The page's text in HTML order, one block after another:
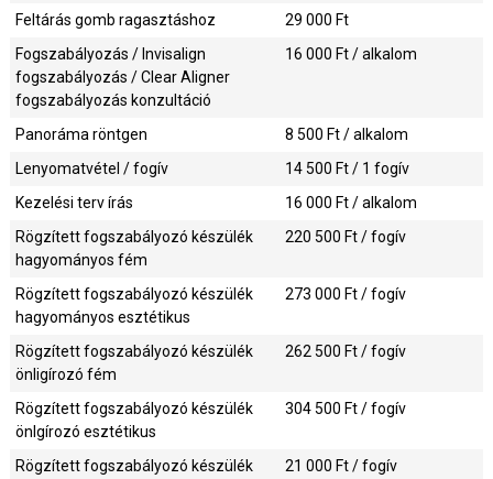
29 000 Ft
Feltárás gomb ragasztáshoz
16 000 Ft / alkalom
Fogszabályozás / Invisalign
fogszabályozás / Clear Aligner
fogszabályozás konzultáció
8 500 Ft / alkalom
Panoráma röntgen
14 500 Ft / 1 fogív
Lenyomatvétel / fogív
16 000 Ft / alkalom
Kezelési terv írás
220 500 Ft / fogív
Rögzített fogszabályozó készülék
hagyományos fém
273 000 Ft / fogív
Rögzített fogszabályozó készülék
hagyományos esztétikus
262 500 Ft / fogív
Rögzített fogszabályozó készülék
önligírozó fém
304 500 Ft / fogív
Rögzített fogszabályozó készülék
önlgírozó esztétikus
21 000 Ft / fogív
Rögzített fogszabályozó készülék